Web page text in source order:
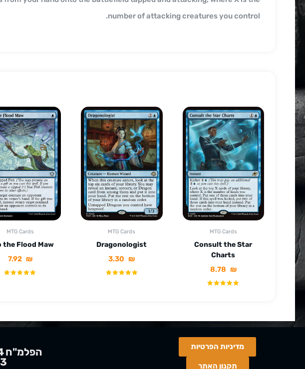
number of attacking creatures you control.
MTG Cards
the Flood Maw
7.92 ₪
MTG Cards
Dragonologist
3.30 ₪
MTG Cards
Consult the Star
Charts
8.78 ₪
הפלמ"ח 14, קומת גלריה, כרמיאל
מדיניות הפרטיות
תקנון האתר